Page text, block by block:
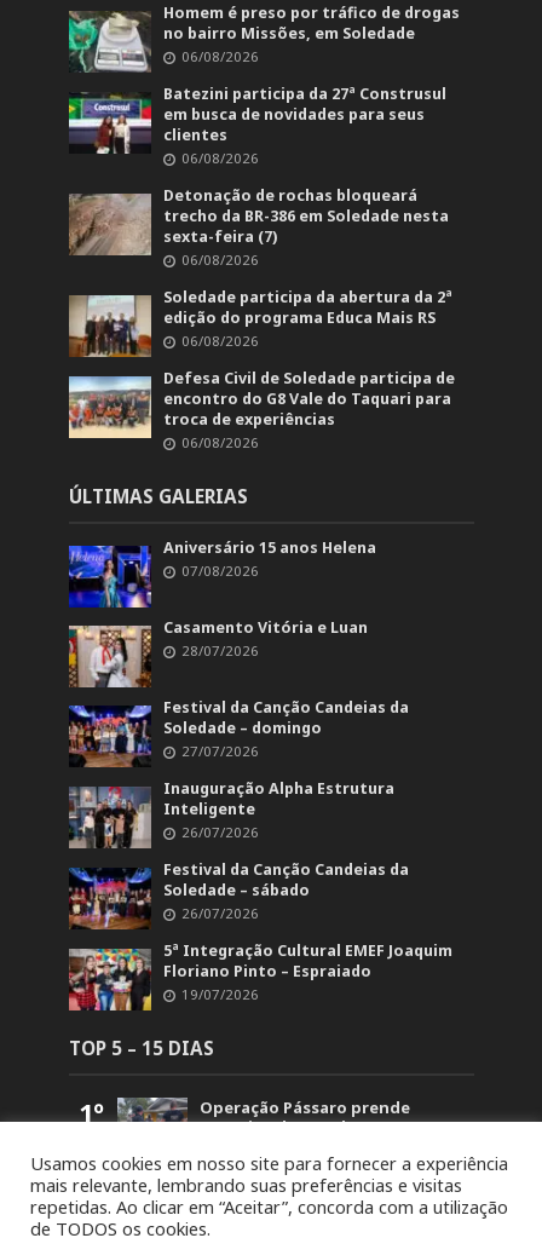
Homem é preso por tráfico de drogas
no bairro Missões, em Soledade
06/08/2026
Batezini participa da 27ª Construsul
em busca de novidades para seus
clientes
06/08/2026
Detonação de rochas bloqueará
trecho da BR-386 em Soledade nesta
sexta-feira (7)
06/08/2026
Soledade participa da abertura da 2ª
edição do programa Educa Mais RS
06/08/2026
Defesa Civil de Soledade participa de
encontro do G8 Vale do Taquari para
troca de experiências
06/08/2026
ÚLTIMAS GALERIAS
Aniversário 15 anos Helena
07/08/2026
Casamento Vitória e Luan
28/07/2026
Festival da Canção Candeias da
Soledade – domingo
27/07/2026
Inauguração Alpha Estrutura
Inteligente
26/07/2026
Festival da Canção Candeias da
Soledade – sábado
26/07/2026
5ª Integração Cultural EMEF Joaquim
Floriano Pinto – Espraiado
19/07/2026
TOP 5 – 15 DIAS
1º
Operação Pássaro prende
suspeito de mandar matar
5.868
2º
Retorno no acesso a Arvorezinha
permanece bloqueado na BR-386
até domingo (26)
Usamos cookies em nosso site para fornecer a experiência
mais relevante, lembrando suas preferências e visitas
repetidas. Ao clicar em “Aceitar”, concorda com a utilização
de TODOS os cookies.